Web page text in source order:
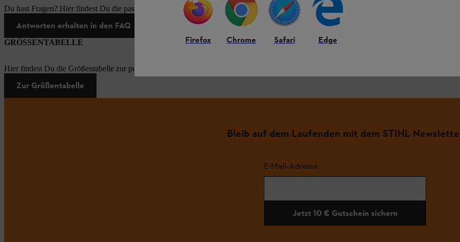
Du hast Fragen? Hier findest Du die passenden Antworten zu den häufigsten Fragen.
Antworten erhalten in den FAQ
GRÖSSENTABELLE
Hier findest Du die Größentabelle zur persönlichen Schutzausrüstung.
Zur Größentabelle
Bleib auf dem Laufenden mit dem STIHL
E-Mail-Adresse
Jetzt 10 € Gutschein sichern
Firefox Chrome Safari Edge